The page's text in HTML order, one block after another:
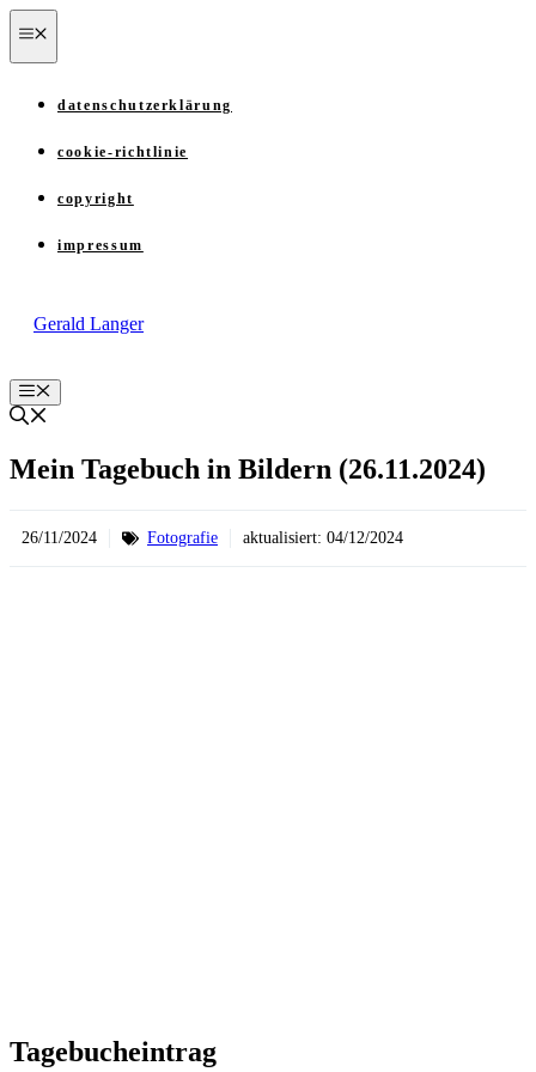
Zum
Inhalt
springen
datenschutzerklärung
cookie-richtlinie
copyright
impressum
Gerald Langer
Menü
Mein Tagebuch in Bildern (26.11.2024)
26/11/2024 Fotografie aktualisiert: 04/12/2024
Tagebucheintrag